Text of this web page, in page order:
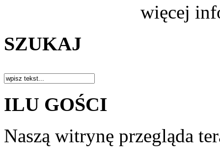
więcej
SZUKAJ
ILU GOŚCI
Naszą witrynę przegląda